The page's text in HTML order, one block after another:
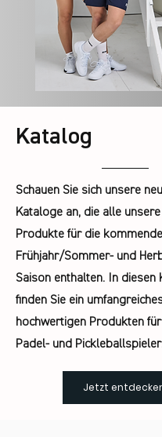
Katalog
Schauen Sie sich unsere
Kataloge an, die alle
Produkte für die kommende
Frühjahr/Sommer- und
Saison enthalten. In diesen
finden Sie ein
hochwertigen Produkten
Padel- und
Jetzt